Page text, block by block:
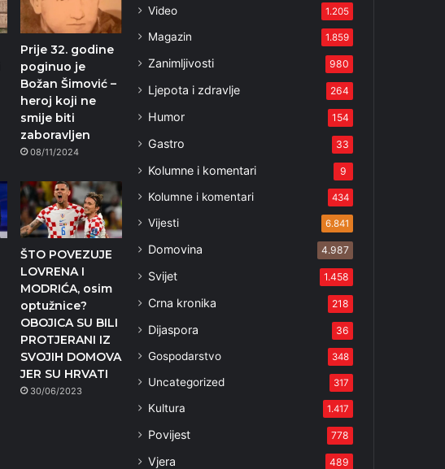
Prije 32. godine
poginuo je
Božan Šimović –
heroj koji ne
smije biti
zaboravljen
08/11/2024
ŠTO POVEZUJE
LOVRENA I
MODRIĆA, osim
optužnice?
OBOJICA SU BILI
PROTJERANI IZ
SVOJIH DOMOVA
JER SU HRVATI
30/06/2023
Video 1.205
Magazin 1.859
Zanimljivosti 980
Ljepota i zdravlje 264
Humor 154
Gastro 33
Kolumne i komentari 9
Kolumne i komentari 434
Vijesti 6.841
Domovina 4.987
Svijet 1.458
Crna kronika 218
Dijaspora 36
Gospodarstvo 348
Uncategorized 317
Kultura 1.417
Povijest 778
Vjera 489